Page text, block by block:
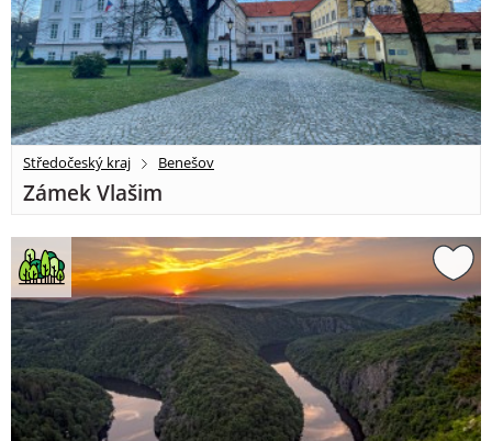
Středočeský kraj Benešov
Zámek Vlašim